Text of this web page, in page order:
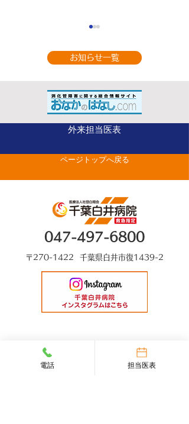
生がベストドクターズ
に選出されました
お知らせ一覧
外来担当医表
ページトップへ戻る
047-497-6800
〒270-1422 千葉県白井市復1439-2
電話 担当医表